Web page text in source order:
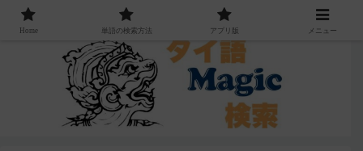
Home 単語の検索方法 アプリ版 メニュー